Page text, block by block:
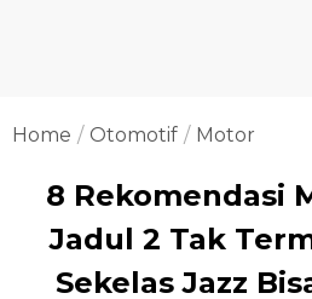
Home Otomotif Motor
8 Rekomendasi
Jadul 2 Tak
Sekelas Jazz